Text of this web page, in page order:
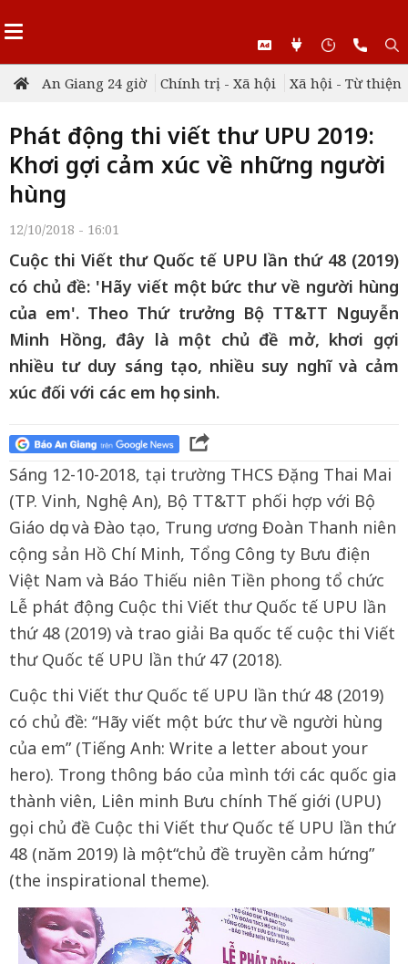
An Giang 24 giờ Chính trị - Xã hội Xã hội - Từ thiện
Phát động thi viết thư UPU 2019:
Khơi gợi cảm xúc về những người
hùng
12/10/2018 - 16:01
Cuộc thi Viết thư Quốc tế UPU lần thứ 48 (2019)
có chủ đề: 'Hãy viết một bức thư về người hùng
của em'. Theo Thứ trưởng Bộ TT&TT Nguyễn
Minh Hồng, đây là một chủ đề mở, khơi gợi
nhiều tư duy sáng tạo, nhiều suy nghĩ và cảm
xúc đối với các em học sinh.
Sáng 12-10-2018, tại trường THCS Đặng Thai Mai
(TP. Vinh, Nghệ An), Bộ TT&TT phối hợp với Bộ
Giáo dục và Đào tạo, Trung ương Đoàn Thanh niên
cộng sản Hồ Chí Minh, Tổng Công ty Bưu điện
Việt Nam và Báo Thiếu niên Tiền phong tổ chức
Lễ phát động Cuộc thi Viết thư Quốc tế UPU lần
thứ 48 (2019) và trao giải Ba quốc tế cuộc thi Viết
thư Quốc tế UPU lần thứ 47 (2018).
Cuộc thi Viết thư Quốc tế UPU lần thứ 48 (2019)
có chủ đề: “Hãy viết một bức thư về người hùng
của em” (Tiếng Anh: Write a letter about your
hero). Trong thông báo của mình tới các quốc gia
thành viên, Liên minh Bưu chính Thế giới (UPU)
gọi chủ đề Cuộc thi Viết thư Quốc tế UPU lần thứ
48 (năm 2019) là một“chủ đề truyền cảm hứng”
(the inspirational theme).